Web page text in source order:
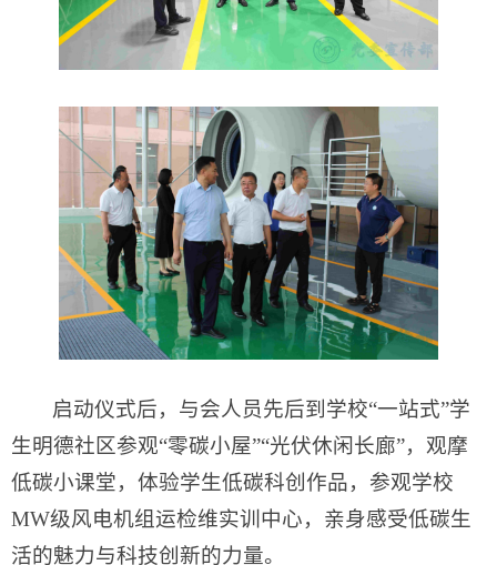
启动仪式后，与会人员先后到学校“一站式”学
生明德社区参观“零碳小屋”“光伏休闲长廊”，观摩
低碳小课堂，体验学生低碳科创作品，参观学校
MW级风电机组运检维实训中心，亲身感受低碳生
活的魅力与科技创新的力量。